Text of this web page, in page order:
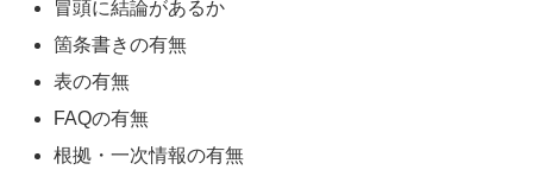
冒頭に結論があるか
箇条書きの有無
表の有無
FAQの有無
根拠・一次情報の有無